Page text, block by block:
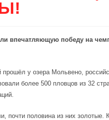
впечатляющую победу на
прошёл у озера Мольвено,
более 500 пловцов из 32
почти половина из них золотые.